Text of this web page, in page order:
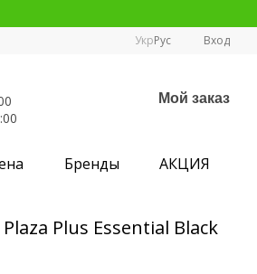
УкрРус Вход
Мой заказ
Бренды АКЦИЯ
Plus Essential Black